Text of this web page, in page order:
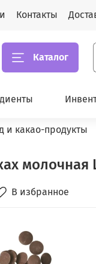
Контакты
Каталог
и какао-продукты
В избранное